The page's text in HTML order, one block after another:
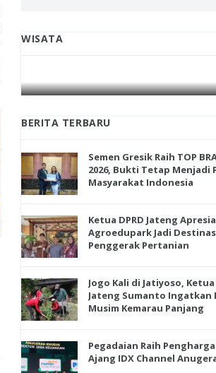
Semen Gresik Raih TOP BRAND
Pilihan Masyarakat Indonesia
WISATA
BERITA TERBARU
Semen Gresik Raih TOP
2026, Bukti Tetap Menjadi
Masyarakat Indonesia
Ketua DPRD Jateng
Agroedupark Jadi
Penggerak Pertanian
Jogo Kali di Jatiyoso, Ketua
Jateng Sumanto Ingatkan
Musim Kemarau Panjang
Pegadaian Raih
Ajang IDX Channel